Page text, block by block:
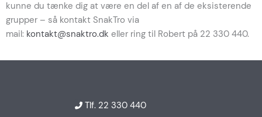
kunne du tænke dig at være en del af en af de eksisterende
grupper – så kontakt SnakTro via
mail: kontakt@snaktro.dk eller ring til Robert på 22 330 440.
Tlf. 22 330 440